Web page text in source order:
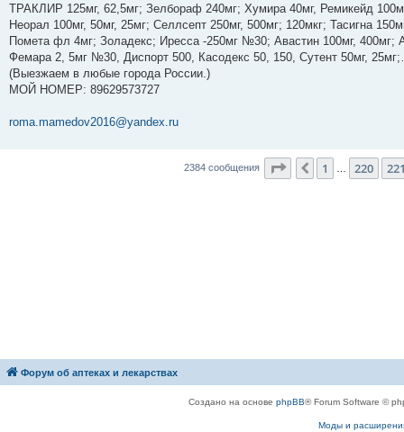
е
и
е
ТРАКЛИР 125мг, 62,5мг; Зелбораф 240мг; Хумира 40мг, Ремикейд
Неорал 100мг, 50мг, 25мг; Селлсепт 250мг, 500мг; 120мкг; Тасигна
Помета фл 4мг; Золадекс; Иресса -250мг №30; Авастин 100мг, 400мг;
Фемара 2, 5мг №30, Диспорт 500, Касодекс 50, 150, Сутент 50мг,
(Выезжаем в любые города России.)
МОЙ НОМЕР: 89629573727
roma.mamedov2016@yandex.ru
2384 сообщения Страница 222из
Пред.
1 220
Форум об аптеках и лекарствах
Создано на основе phpBB® Forum Software ©
Моды и